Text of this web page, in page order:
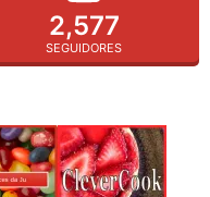
2,577
SEGUIDORES